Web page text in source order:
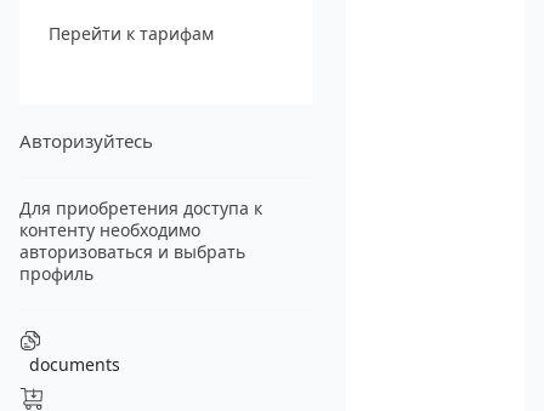
Перейти к тарифам
Авторизуйтесь
Для приобретения доступа к
контенту необходимо
авторизоваться и выбрать
профиль
documents